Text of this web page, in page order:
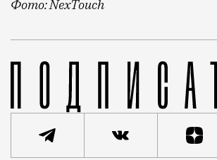
Фото: NexTouch
Проект компании NexTouch,